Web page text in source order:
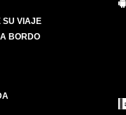
SU VIAJE
BORDO